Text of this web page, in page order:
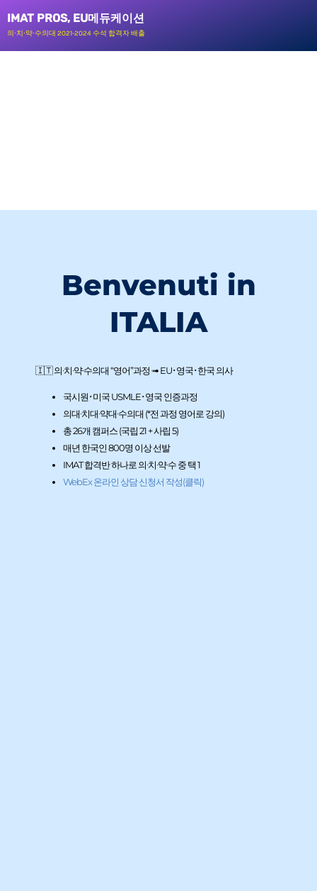
콘
텐
츠
IMAT PROS, EU메듀케이션
의∙치∙약∙수의대 2021-2024 수석 합격자 배출
Benvenuti in
ITALIA
🇮🇹 의∙치∙약∙수의대 “영어”과정 ➟ EU･영국･한국 의사
국시원･미국 USMLE･영국 인증과정
의대∙치대∙약대∙수의대 (*전 과정 영어로 강의)
총 26개 캠퍼스 (국립 21 + 사립 5)
매년 한국인 800명 이상 선발
IMAT 합격반 하나로 의∙치∙약∙수 중 택 1
WebEx 온라인 상담 신청서 작성(클릭)